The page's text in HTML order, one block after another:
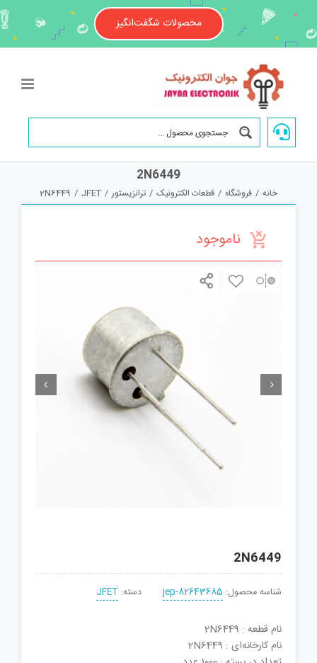
content
محصولات شگفت‌انگیز
2N6449
خانه / فروشگاه / قطعات الکترونیک / ترانزیستور /
JFET
/
2N6449
ناموجود
 
2N6449
شناسه محصول: jep-82643685 دسته: JFET
نام قطعه : 2N6449
نام کارخانه‌ای : 2N6449